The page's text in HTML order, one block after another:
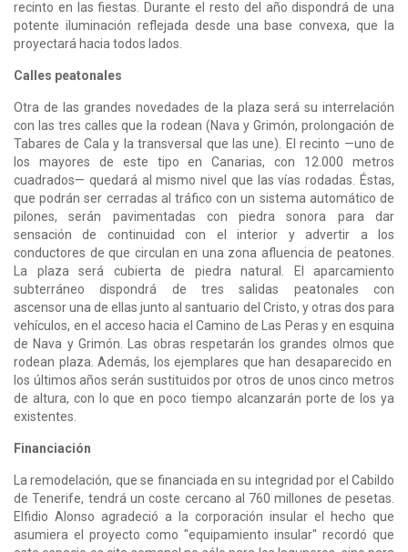
recinto en las fiestas. Durante el resto del año dispondrá de una
potente iluminación reflejada desde una base convexa, que la
proyectará hacia todos lados.
Calles peatonales
Otra de las grandes novedades de la plaza será su interrelación
con las tres calles que la rodean (Nava y Grimón, prolongación de
Tabares de Cala y la transversal que las une). El recinto —uno de
los mayores de este tipo en Canarias, con 12.000 metros
cuadrados— quedará al mismo nivel que las vías rodadas. Éstas,
que podrán ser cerradas al tráfico con un sistema automático de
pilones, serán pavimentadas con piedra sonora para dar
sensación de continuidad con el interior y advertir a los
conductores de que circulan en una zona afluencia de peatones.
La plaza será cubierta de piedra natural. El aparcamiento
subterráneo dispondrá de tres salidas peatonales con
ascensor una de ellas junto al santuario del Cristo, y otras dos para
vehículos, en el acceso hacia el Camino de Las Peras y en esquina
de Nava y Grimón. Las obras respetarán los grandes olmos que
rodean plaza. Además, los ejemplares que han desaparecido en
los últimos años serán sustituidos por otros de unos cinco metros
de altura, con lo que en poco tiempo alcanzarán porte de los ya
existentes.
Financiación
La remodelación, que se financiada en su integridad por el Cabildo
de Tenerife, tendrá un coste cercano al 760 millones de pesetas.
Elfidio Alonso agradeció a la corporación insular el hecho que
asumiera el proyecto como "equipamiento insular" recordó que